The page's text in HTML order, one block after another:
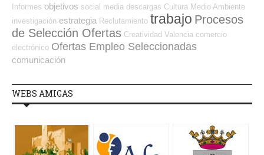
Informes objetivos social media descargas Cultura Medio Ambiente
investigación estrategia Reclutamiento trabajo Procesos
de Selección Ofertas Creatividad Valencia comercio
electrónico Ofertas Empleo Seleccionadas
comunicación
WEBS AMIGAS